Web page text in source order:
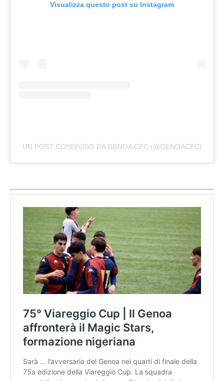
Visualizza questo post su Instagram
UN POST CONDIVISO DA GENOA CFC (@GENOACFC)